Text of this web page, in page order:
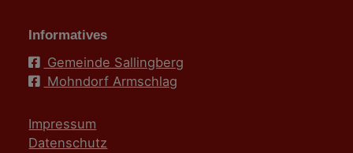
Informatives
Gemeinde Sallingberg
Mohndorf Armschlag
Impressum
Datenschutz